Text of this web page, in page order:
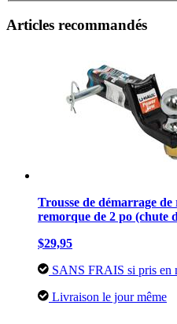
Articles recommandés
Trousse de démarrage
remorque de 2 po (chute
$29,95
SANS FRAIS si pris en
Livraison le jour même